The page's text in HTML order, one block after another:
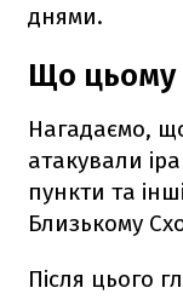
днями.
Що цьому
Нагадаємо,
атакували
пункти та
Близькому
Після цього